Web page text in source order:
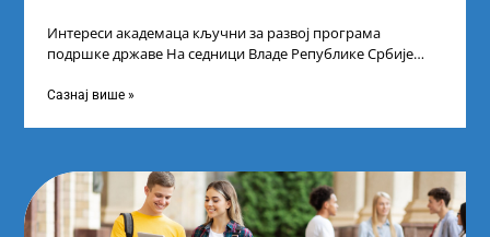
Интереси академаца кључни за развој програма
подршке државе На седници Владе Републике Србије
Сазнај више »